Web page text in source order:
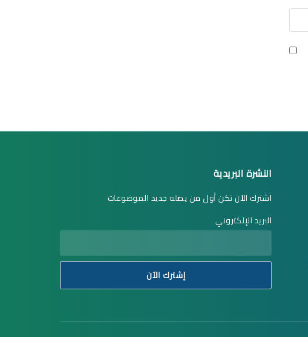
النشرة البريدية
اشترك الآن تكن أول من يصله جديد الموضوعات
البريد الإلكتروني